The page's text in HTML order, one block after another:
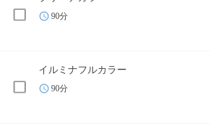
90分
イルミナフルカラー
90分